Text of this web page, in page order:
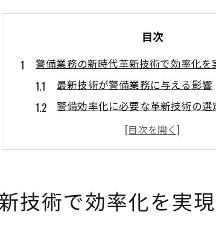
目次
警備業務の新時代革新技術で効率化を
最新技術が警備業務に与える影響
警備効率化に必要な革新技術の選
AI技術の導入で警備業務を効率化
IoTを活用した警備システムの実
現場での技術導入における具体的
監視カメラの進化が警備効率化にもた
技術で効率化を実